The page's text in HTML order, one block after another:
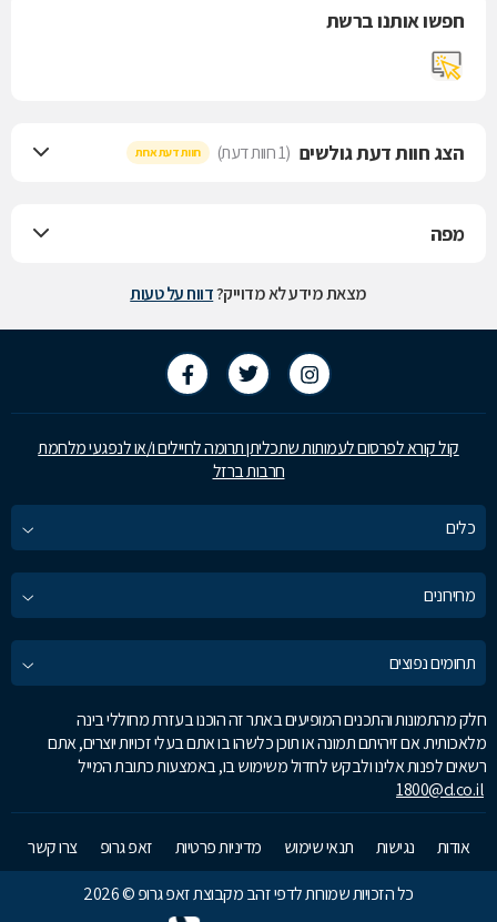
חפשו אותנו ברשת
הצג חוות דעת גולשים (1 חוות דעת) חוות דעת אחת
מפה
מצאת מידע לא מדוייק?דווח על טעות
קול קורא לפרסום לעמותות שתכליתן תרומה לחיילים ו/או לנפגעי מלחמת
חרבות ברזל
כלים
מחירונים
תחומים נפוצים
חלק מהתמונות והתכנים המופיעים באתר זה הוכנו בעזרת מחוללי בינה
מלאכותית. אם זיהיתם תמונה או תוכן כלשהו בו אתם בעלי זכויות יוצרים, אתם
רשאים לפנות אלינו ולבקש לחדול משימוש בו, באמצעות כתובת המייל
1800@d.co.il
אודות נגישות תנאי שימוש מדיניות פרטיות זאפ גרופ
צרו קשר
כל הזכויות שמורות לדפי זהב מקבוצת זאפ גרופ © 2026